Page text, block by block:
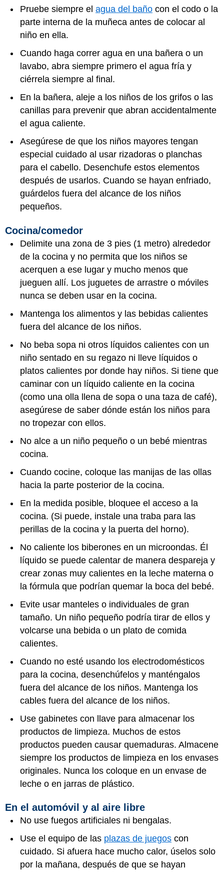
Pruebe siempre el agua del baño con el codo o la
parte interna de la muñeca antes de colocar al
niño en ella.
Cuando haga correr agua en una bañera o un
lavabo, abra siempre primero el agua fría y
ciérrela siempre al final.
En la bañera, aleje a los niños de los grifos o las
canillas para prevenir que abran accidentalmente
el agua caliente.
Asegúrese de que los niños mayores tengan
especial cuidado al usar rizadoras o planchas
para el cabello. Desenchufe estos elementos
después de usarlos. Cuando se hayan enfriado,
guárdelos fuera del alcance de los niños
pequeños.
Cocina/comedor
Delimite una zona de 3 pies (1 metro) alrededor
de la cocina y no permita que los niños se
acerquen a ese lugar y mucho menos que
jueguen allí. Los juguetes de arrastre o móviles
nunca se deben usar en la cocina.
Mantenga los alimentos y las bebidas calientes
fuera del alcance de los niños.
No beba sopa ni otros líquidos calientes con un
niño sentado en su regazo ni lleve líquidos o
platos calientes por donde hay niños. Si tiene que
caminar con un líquido caliente en la cocina
(como una olla llena de sopa o una taza de café),
asegúrese de saber dónde están los niños para
no tropezar con ellos.
No alce a un niño pequeño o un bebé mientras
cocina.
Cuando cocine, coloque las manijas de las ollas
hacia la parte posterior de la cocina.
En la medida posible, bloquee el acceso a la
cocina. (Si puede, instale una traba para las
perillas de la cocina y la puerta del horno).
No caliente los biberones en un microondas. Él
líquido se puede calentar de manera despareja y
crear zonas muy calientes en la leche materna o
la fórmula que podrían quemar la boca del bebé.
Evite usar manteles o individuales de gran
tamaño. Un niño pequeño podría tirar de ellos y
volcarse una bebida o un plato de comida
calientes.
Cuando no esté usando los electrodomésticos
para la cocina, desenchúfelos y manténgalos
fuera del alcance de los niños. Mantenga los
cables fuera del alcance de los niños.
Use gabinetes con llave para almacenar los
productos de limpieza. Muchos de estos
productos pueden causar quemaduras. Almacene
siempre los productos de limpieza en los envases
originales. Nunca los coloque en un envase de
leche o en jarras de plástico.
En el automóvil y al aire libre
No use fuegos artificiales ni bengalas.
Use el equipo de las plazas de juegos con
cuidado. Si afuera hace mucho calor, úselos solo
por la mañana, después de que se hayan